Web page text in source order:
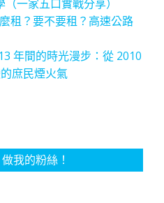
一家五口實戰分享）
租？要不要租？高速公路
年間的時光漫步：從 2010
庶民煙火氣
我的粉絲！